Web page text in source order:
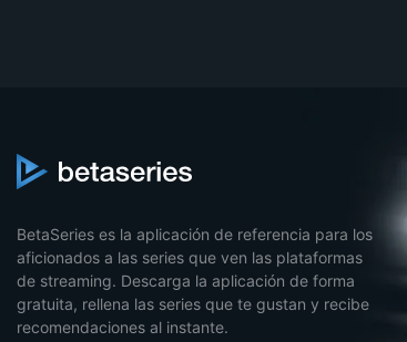
BetaSeries es la aplicación de referencia para los
aficionados a las series que ven las plataformas
de streaming. Descarga la aplicación de forma
gratuita, rellena las series que te gustan y recibe
recomendaciones al instante.